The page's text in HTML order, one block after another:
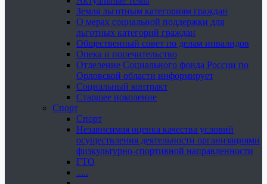
Земля льготным категориям граждан
О мерах социальной поддержки для
льготных категорий граждан
Общественный совет по делам инвалидов
Опека и попечительство
Отделение Социального фонда России по
Орловской области информирует
Социальный контракт
Старшее поколение
Спорт
Спорт
Независимая оценка качества условий
осуществления деятельности организациями
физкультурно-спортивной направленности
ГТО
.....